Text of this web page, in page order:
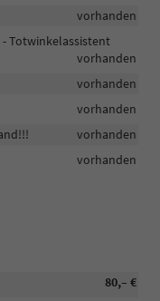
vorhanden
- Totwinkelassistent
vorhanden
vorhanden
vorhanden
vorhanden
vorhanden
80,– €